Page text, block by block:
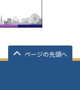
ページの先頭へ